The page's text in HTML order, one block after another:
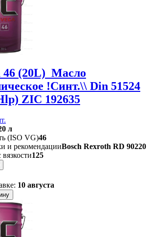
46 (20L)_Масло
!Синт.\\ Din 51524
ZIC 192635
л
(ISO VG)46
и рекомендацииBosch Rexroth RD 90220
125
10 августа